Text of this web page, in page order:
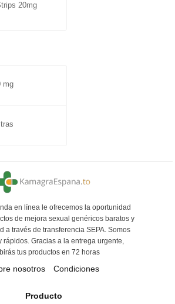
20mg
mg
en línea le ofrecemos la oportunidad
de mejora sexual genéricos baratos y
a través de transferencia SEPA. Somos
rápidos. Gracias a la entrega urgente,
tus productos en 72 horas
nosotros Condiciones
Producto